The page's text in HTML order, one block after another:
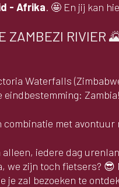
- Afrika. 🤩 En jij kan
ZAMBEZI RIVIER
Waterfalls
eindbestemming: Zambia!
met avontuur
iedere dag
we zijn toch fietsers?
je zal bezoeken te